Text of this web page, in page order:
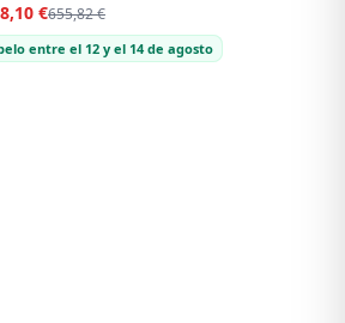
€655,82 €
entre el 12 y el 14 de agosto